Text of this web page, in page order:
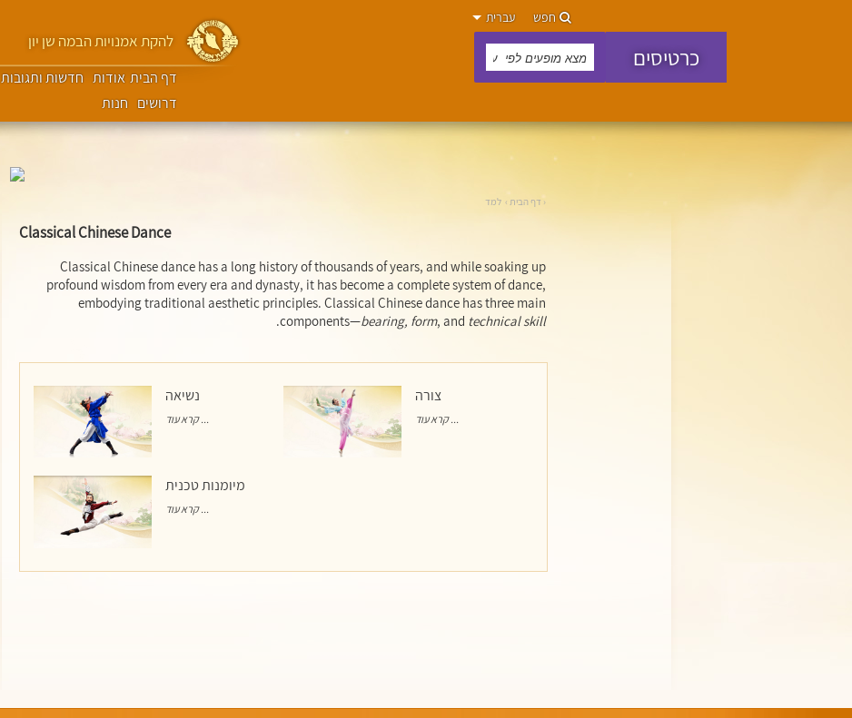
להקת אמנויות הבמה שן יון
דף הבית אודות חדשות ותגובות
דרושים חנות
עברית חפש
כרטיסים
דף הבית › למד ›
Classical Chinese Dance
Classical Chinese dance has a long history of thousands of years, and while soaking up
profound wisdom from every era and dynasty, it has become a complete system of dance,
embodying traditional aesthetic principles. Classical Chinese dance has three main
components—bearing, form, and technical skill
.
נשיאה
קרא עוד ...
צורה
קרא עוד ...
מיומנות טכנית
קרא עוד ...